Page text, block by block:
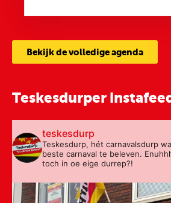
Bekijk de volledige agenda
Teskesdurper
teskesdurp
Teskesdurp, hét carnavalsdurp
beste carnaval te beleven.
toch in oe eige durrep?!